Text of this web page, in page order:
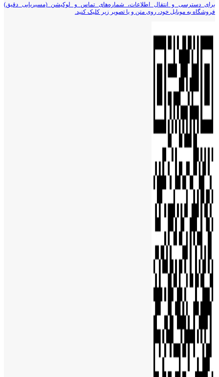
برای دسترسی و انتقال اطلاعات، شماره‌های تماس و لوکیشن (مسیریابی دقیق)
فروشگاه به موبایل خود، روی متن و یا تصویر زیر کلیک کنید.